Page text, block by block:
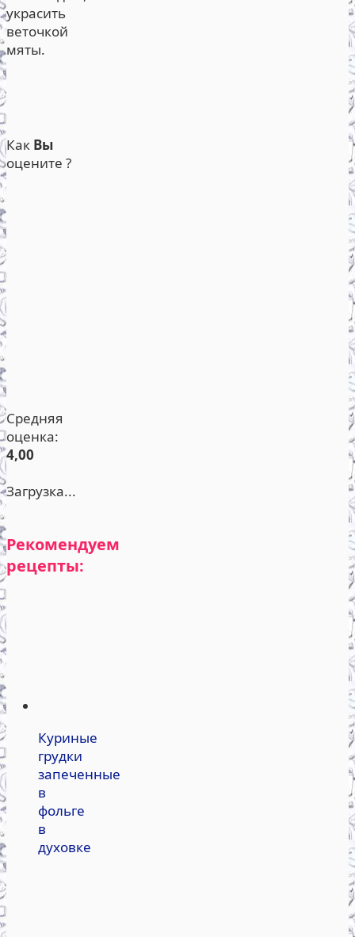
украсить
веточкой
мяты.
Как Вы
оцените ?
Средняя
оценка:
4,00
Загрузка...
Рекомендуем
рецепты:
Куриные
грудки
запеченные
в
фольге
в
духовке